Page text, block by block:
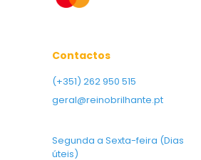
Contactos
(+351) 262 950 515
geral@reinobrilhante.pt
Segunda a Sexta-feira (Dias
úteis)